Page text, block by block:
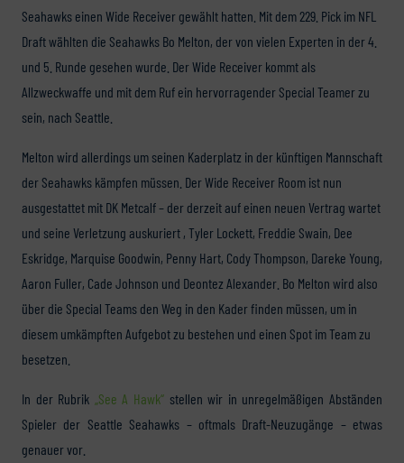
Seahawks einen Wide Receiver gewählt hatten. Mit dem 229. Pick im NFL
Draft wählten die Seahawks Bo Melton, der von vielen Experten in der 4.
und 5. Runde gesehen wurde. Der Wide Receiver kommt als
Allzweckwaffe und mit dem Ruf ein hervorragender Special Teamer zu
sein, nach Seattle.
Melton wird allerdings um seinen Kaderplatz in der künftigen Mannschaft
der Seahawks kämpfen müssen. Der Wide Receiver Room ist nun
ausgestattet mit DK Metcalf – der derzeit auf einen neuen Vertrag wartet
und seine Verletzung auskuriert , Tyler Lockett, Freddie Swain, Dee
Eskridge, Marquise Goodwin, Penny Hart, Cody Thompson, Dareke Young,
Aaron Fuller, Cade Johnson und Deontez Alexander. Bo Melton wird also
über die Special Teams den Weg in den Kader finden müssen, um in
diesem umkämpften Aufgebot zu bestehen und einen Spot im Team zu
besetzen.
In der Rubrik „See A Hawk“ stellen wir in unregelmäßigen Abständen
Spieler der Seattle Seahawks – oftmals Draft-Neuzugänge – etwas
genauer vor.